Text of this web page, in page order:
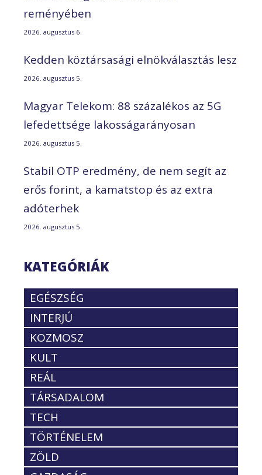
reményében
2026. augusztus 6.
Kedden köztársasági elnökválasztás lesz
2026. augusztus 5.
Magyar Telekom: 88 százalékos az 5G
lefedettsége lakosságarányosan
2026. augusztus 5.
Stabil OTP eredmény, de nem segít az
erős forint, a kamatstop és az extra
adóterhek
2026. augusztus 5.
KATEGÓRIÁK
EGÉSZSÉG
INTERJÚ
KOZMOSZ
KULT
REÁL
TÁRSADALOM
TECH
TÖRTÉNELEM
ZÖLD